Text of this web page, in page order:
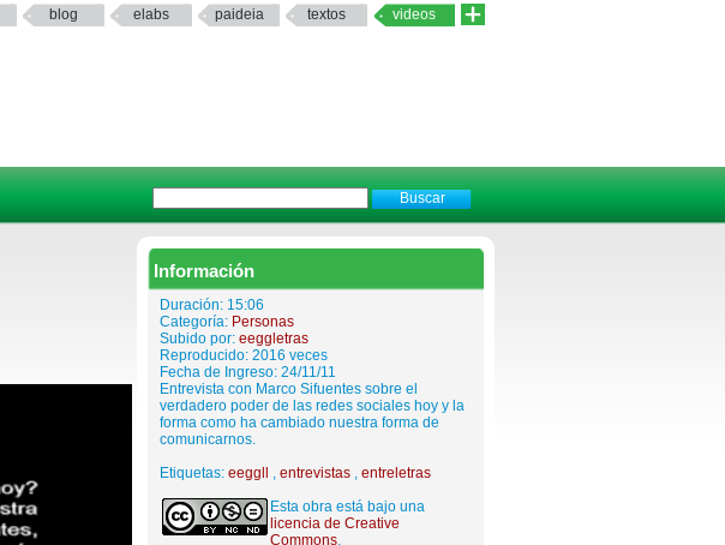
blog elabs paideia textos videos
Información
Duración: 15:06
Categoría: Personas
Subido por: eeggletras
Reproducido: 2016 veces
Fecha de Ingreso: 24/11/11
Entrevista con Marco Sifuentes sobre el
verdadero poder de las redes sociales hoy y la
forma como ha cambiado nuestra forma de
comunicarnos.
Etiquetas: eeggll , entrevistas , entreletras
Esta obra está bajo una
licencia de Creative
Commons.